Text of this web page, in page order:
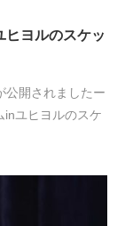
ヨルのスケッ
開されましたー
ユヒヨルのスケ